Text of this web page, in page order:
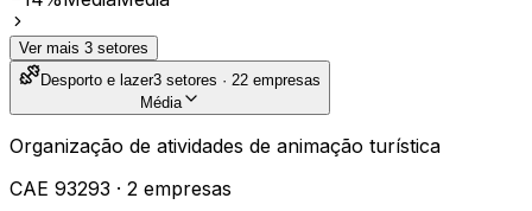
Ver mais 3 setores
Desporto e lazer3 setores · 22 empresas
Média
Organização de atividades de animação turística
CAE 93293 · 2 empresas